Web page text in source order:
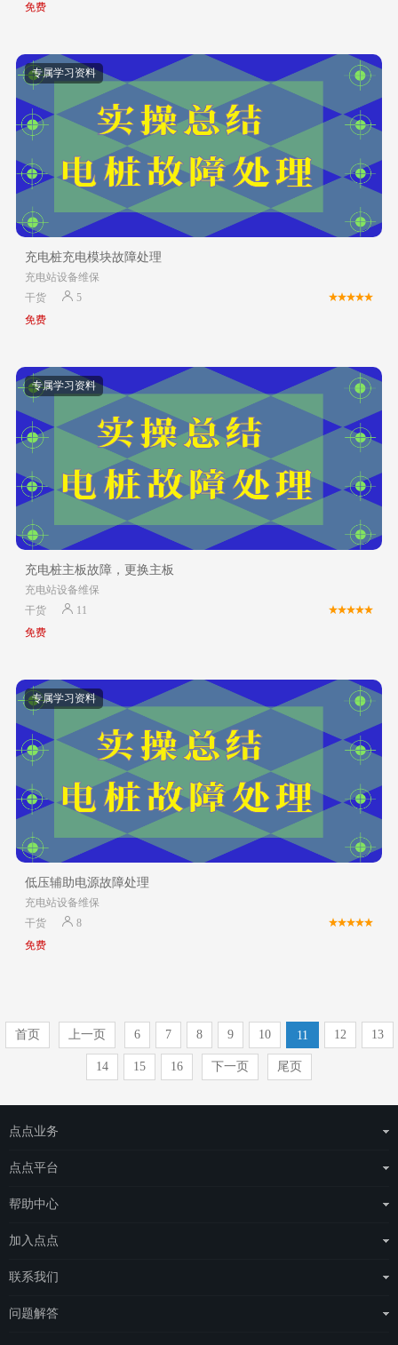
免费
专属学习资料
充电桩充电模块故障处理
充电站设备维保
干货
5
免费
专属学习资料
充电桩主板故障，更换主板
充电站设备维保
干货
11
免费
专属学习资料
低压辅助电源故障处理
充电站设备维保
干货
8
免费
首页 上一页 6 7 8 9 10 11 12 13
14 15 16 下一页 尾页
点点业务
运营商整体解决方案
物联网云平台
点点平台
eSAS管理平台
eDOS管理平台
帮助中心
点点简介
常见问题
加入点点
城市合伙人
项目合伙人
联系我们
联系我们
问题解答